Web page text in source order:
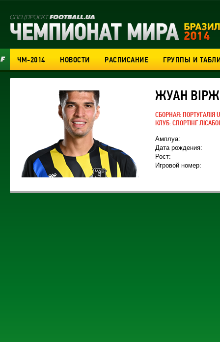
ЧМ-2014 НОВОСТИ РАСПИСАНИЕ ГРУППЫ И
ЖУАН
СБОРНАЯ:ПОРТУГАЛІЯ
КЛУБ:СПОРТІНГ
Амплуа:
Дата рождения:
Рост:
Игровой номер: